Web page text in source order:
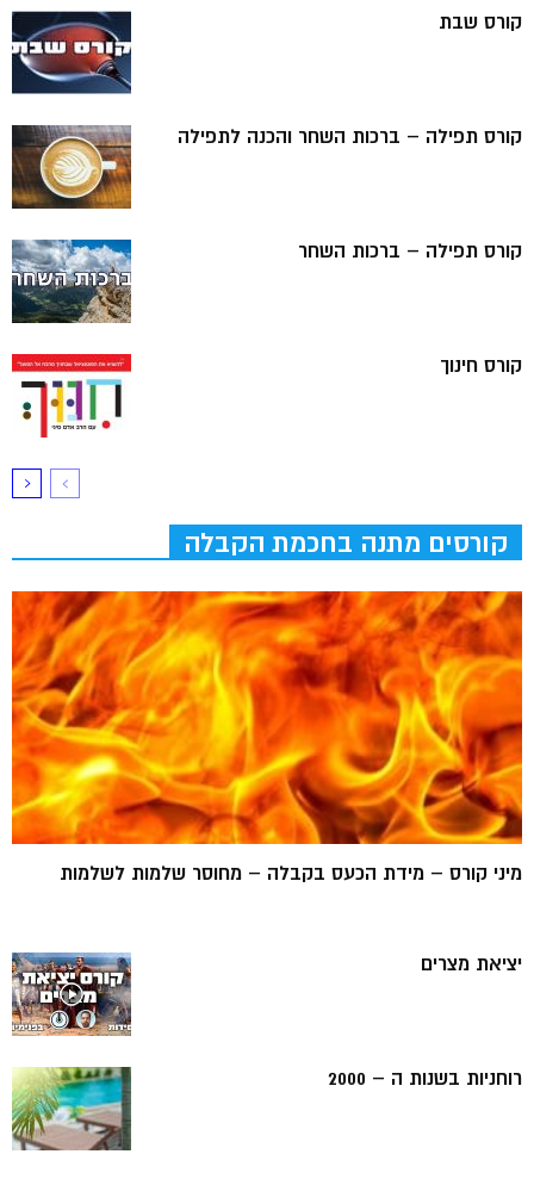
קורס שבת
קורס תפילה – ברכות השחר והכנה לתפילה
קורס תפילה – ברכות השחר
קורס חינוך
קורסים מתנה בחכמת הקבלה
מיני קורס – מידת הכעס בקבלה – מחוסר שלמות לשלמות
יציאת מצרים
רוחניות בשנות ה – 2000